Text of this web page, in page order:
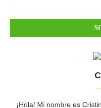
¡Hola! Mi nombre es